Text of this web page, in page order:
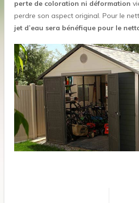
perte de coloration ni déformation
perdre son aspect original. Pour le
jet d’eau sera bénéfique pour le